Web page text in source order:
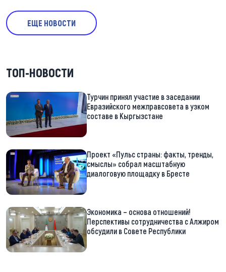
ЕЩЕ НОВОСТИ
ТОП-НОВОСТИ
Турчин принял участие в заседании
Евразийского межправсовета в узком
составе в Кыргызстане
Проект «Пульс страны: факты, тренды,
смыслы» собрал масштабную
диалоговую площадку в Бресте
Экономика – основа отношений!
Перспективы сотрудничества с Алжиром
обсудили в Совете Республики